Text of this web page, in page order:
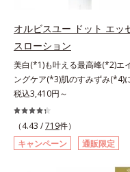
メマツヨイグサ抽出液、スイカ
エキス配合＝角層のすみずみま
分・油分を保ち、ハリ・ツヤを
る保湿成分*10 気持ちのこと
ルギーテスト済＝全ての方にア
ギーが起こらないということで
りません。
出かけする時など、しっかりメ
は負担に感じる日におすすめで
オルビスユー ドット エッ
スローション
美白(*1)も叶える最高峰(*2)エ
ングケア(*3)肌のすみずみ(*4)
みわたるうるおい充満ローショ
ハリも透明感(*5)も結果主義。
サイン(*6)の因子に着目した肌
エイジングケア(*3)シリーズ。
ビスユー ドットシリーズは、年
による肌悩み一つ一つを対処
税込3,410円～
（4.43 /719件）
キャンペーン
通販限定